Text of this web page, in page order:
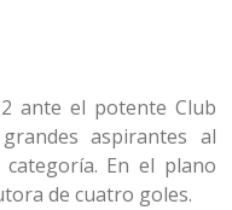
ante el potente Club
aspirantes al
En el plano
de cuatro goles.